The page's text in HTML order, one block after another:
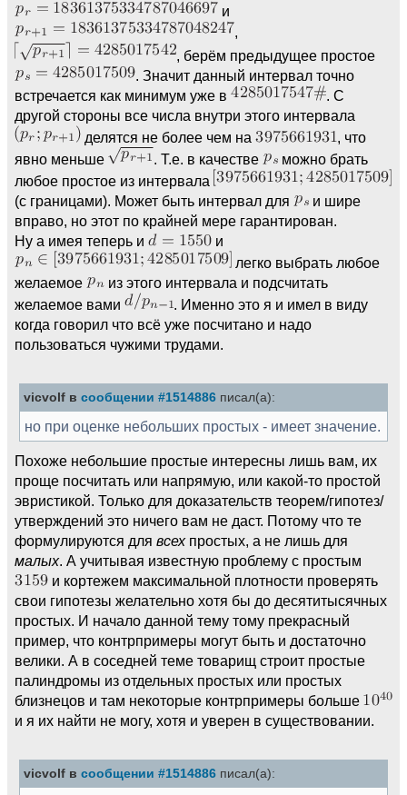
и
,
, берём предыдущее простое
. Значит данный интервал точно
встречается как минимум уже в
. С
другой стороны все числа внутри этого интервала
делятся не более чем на
, что
явно меньше
. Т.е. в качестве
можно брать
любое простое из интервала
(с границами). Может быть интервал для
и шире
вправо, но этот по крайней мере гарантирован.
Ну а имея теперь и
и
легко выбрать любое
желаемое
из этого интервала и подсчитать
желаемое вами
. Именно это я и имел в виду
когда говорил что всё уже посчитано и надо
пользоваться чужими трудами.
vicvolf в сообщении #1514886 писал(а):
но при оценке небольших простых - имеет значение.
Похоже небольшие простые интересны лишь вам, их
проще посчитать или напрямую, или какой-то простой
эвристикой. Только для доказательств теорем/гипотез/
утверждений это ничего вам не даст. Потому что те
формулируются для всехпростых, а не лишь для
малых. А учитывая известную проблему с простым
и кортежем максимальной плотности проверять
свои гипотезы желательно хотя бы до десятитысячных
простых. И начало данной тему тому прекрасный
пример, что контрпримеры могут быть и достаточно
велики. А в соседней теме товарищ строит простые
палиндромы из отдельных простых или простых
близнецов и там некоторые контрпримеры больше
и я их найти не могу, хотя и уверен в существовании.
vicvolf в сообщении #1514886 писал(а):